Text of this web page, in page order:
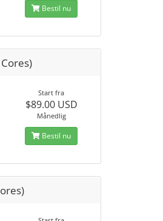
Bestil nu
Start fra
$89.00 USD
Månedlig
Bestil nu